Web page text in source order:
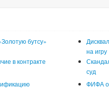
бутсу»
на игру
в контракте
суд
ФИФА